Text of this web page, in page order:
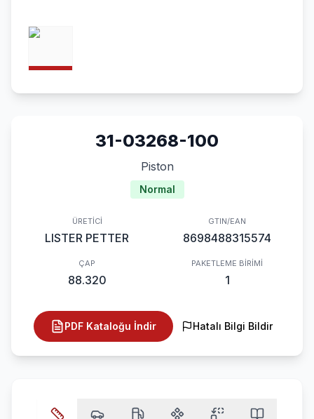
31-03268-100
Piston
Normal
ÜRETICI
LISTER PETTER
GTIN/EAN
8698488315574
ÇAP
88.320
PAKETLEME BIRIMI
1
PDF Kataloğu İndir Hatalı Bilgi Bildir